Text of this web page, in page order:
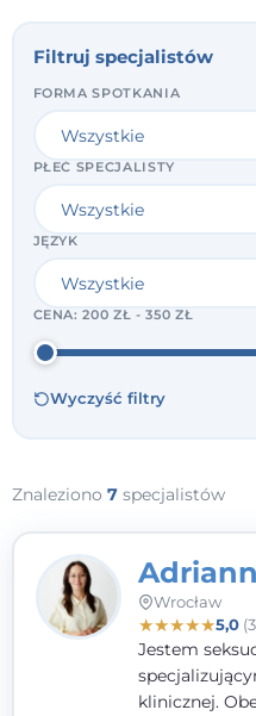
Filtruj specjalistów
FORMA SPOTKANIA
PŁEĆ SPECJALISTY
JĘZYK
CENA:200 ZŁ - 350 ZŁ
Wyczyść filtry
Znaleziono 7 specjalistów
Wrocław
★★★★★5,0
Jestem
klinicznej.